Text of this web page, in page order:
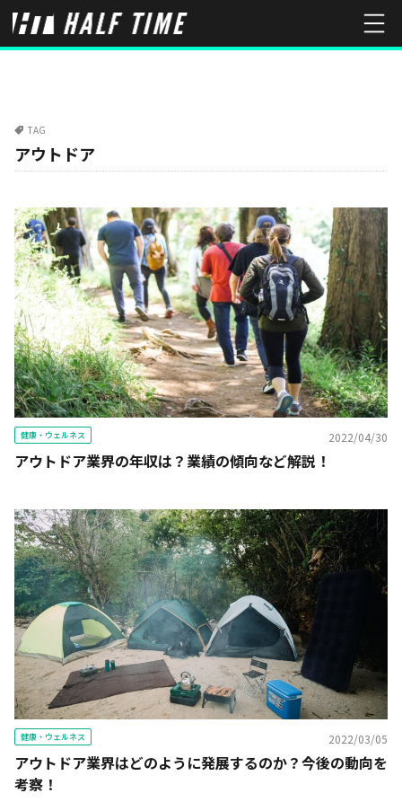
TAG
アウトドア
健康・ウェルネス 2022/04/30
アウトドア業界の年収は？業績の傾向など解説！
健康・ウェルネス 2022/03/05
アウトドア業界はどのように発展するのか？今後の動向を
考察！